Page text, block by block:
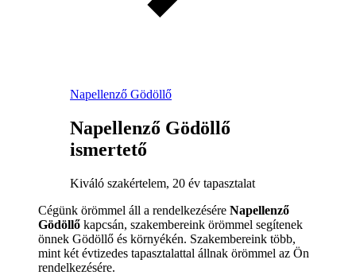
Napellenző Gödöllő
Napellenző Gödöllő
ismertető
Kiváló szakértelem, 20 év tapasztalat
Cégünk örömmel áll a rendelkezésére Napellenző
Gödöllő kapcsán, szakembereink örömmel segítenek
önnek Gödöllő és környékén. Szakembereink több,
mint két évtizedes tapasztalattal állnak örömmel az Ön
rendelkezésére.